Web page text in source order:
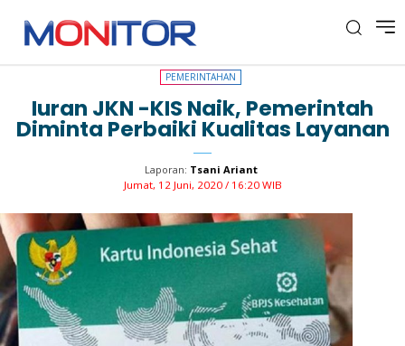
PEMERINTAHAN
PEMERINTAHAN
Iuran JKN -KIS Naik, Pemerintah
Diminta Perbaiki Kualitas Layanan
Laporan: Tsani Ariant
Jumat, 12 Juni, 2020 / 16:20 WIB